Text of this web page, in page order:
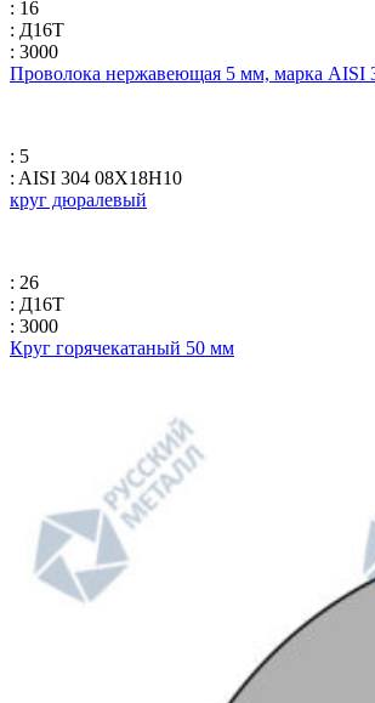
: 16
: Д16Т
: 3000
Проволока нержавеющая 5 мм, марка AISI
: 5
: AISI 304 08Х18Н10
круг дюралевый
: 26
: Д16Т
: 3000
Круг горячекатаный 50 мм